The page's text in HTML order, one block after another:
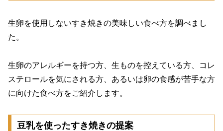
生卵を使用しないすき焼きの美味しい食べ方を調べまし
た。
生卵のアレルギーを持つ方、生ものを控えている方、コレ
ステロールを気にされる方、あるいは卵の食感が苦手な方
に向けた食べ方をご紹介します。
豆乳を使ったすき焼きの提案